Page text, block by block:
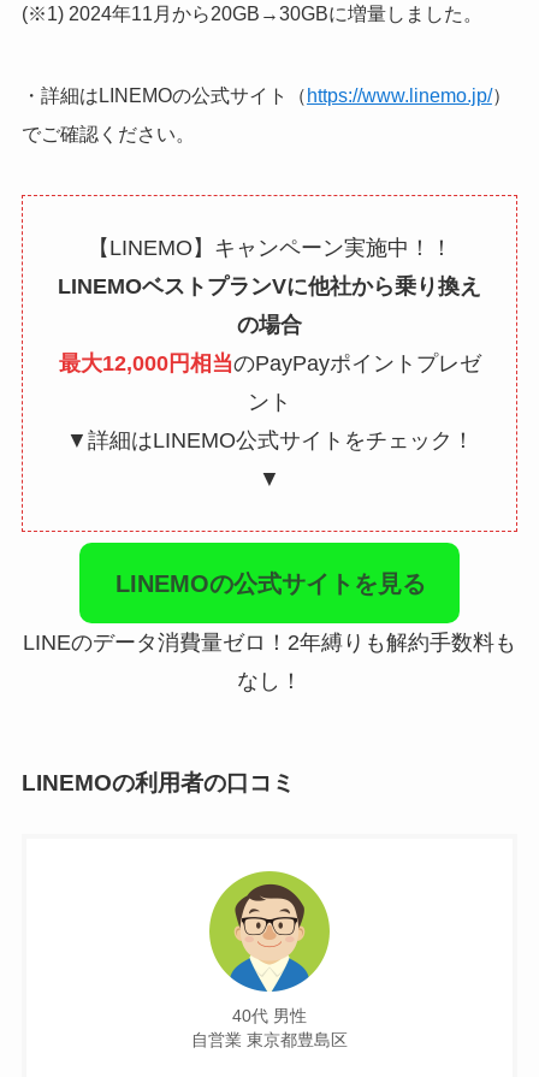
(※1) 2024年11月から20GB→30GBに増量しました。
・詳細はLINEMOの公式サイト（https://www.linemo.jp/）
でご確認ください。
【LINEMO】キャンペーン実施中！！
LINEMOベストプランVに他社から乗り換え
の場合
最大12,000円相当のPayPayポイントプレゼ
ント
▼詳細はLINEMO公式サイトをチェック！
▼
LINEMOの公式サイトを見る
LINEのデータ消費量ゼロ！2年縛りも解約手数料も
なし！
LINEMOの利用者の口コミ
40代 男性
自営業 東京都豊島区